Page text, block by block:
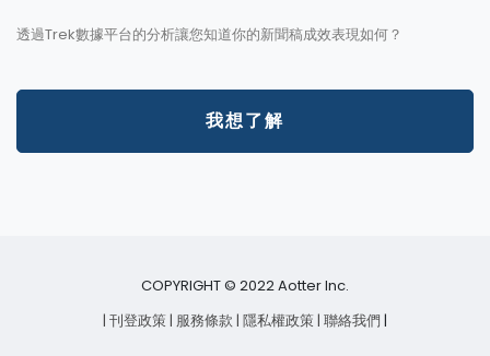
透過Trek數據平台的分析讓您知道你的新聞稿成效表現如何？
我想了解
COPYRIGHT © 2022 Aotter Inc.
| 刊登政策| 服務條款 | 隱私權政策| 聯絡我們 |